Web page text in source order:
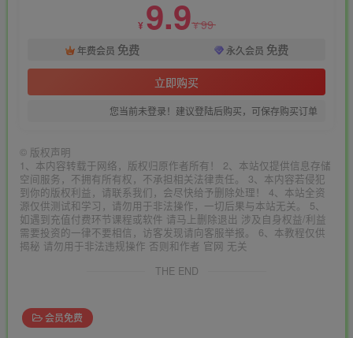
¥ 9.9¥99
年费会员 免费 永久会员 免费
立即购买
您当前未登录！建议登陆后购买，可保存购买订单
© 版权声明
1、本内容转载于网络，版权归原作者所有！ 2、本站仅提供信息存储
空间服务，不拥有所有权，不承担相关法律责任。 3、本内容若侵犯
到你的版权利益，请联系我们，会尽快给予删除处理！ 4、本站全资
源仅供测试和学习，请勿用于非法操作，一切后果与本站无关。 5、
如遇到充值付费环节课程或软件 请马上删除退出 涉及自身权益/利益
需要投资的一律不要相信，访客发现请向客服举报。 6、本教程仅供
揭秘 请勿用于非法违规操作 否则和作者 官网 无关
THE END
会员免费